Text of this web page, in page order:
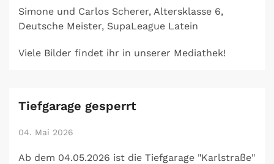
Simone und Carlos Scherer, Altersklasse 6,
Deutsche Meister, SupaLeague Latein
Viele Bilder findet ihr in unserer Mediathek!
Tiefgarage gesperrt
04. Mai 2026
Ab dem 04.05.2026 ist die Tiefgarage "Karlstraße"